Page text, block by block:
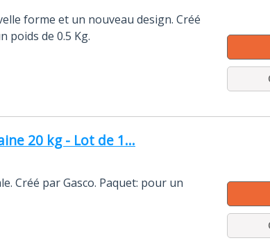
forme et un nouveau design. Créé
poids de 0.5 Kg.
20 kg - Lot de 1...
Créé par Gasco. Paquet: pour un